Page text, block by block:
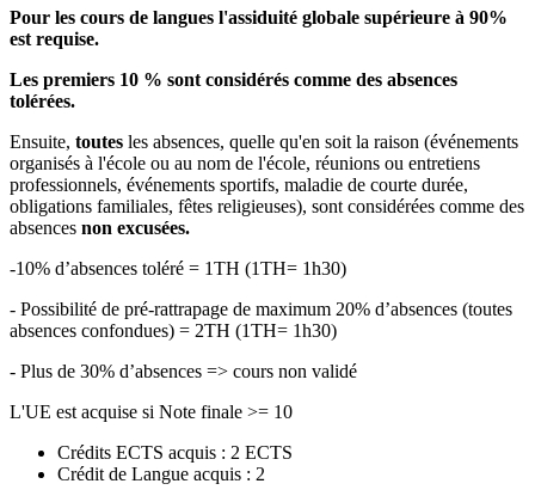
Pour les cours de langues l'assiduité globale supérieure à 90%
est requise.
Les premiers 10 % sont considérés comme des absences
tolérées.
Ensuite, toutes les absences, quelle qu'en soit la raison (événements
organisés à l'école ou au nom de l'école, réunions ou entretiens
professionnels, événements sportifs, maladie de courte durée,
obligations familiales, fêtes religieuses), sont considérées comme des
absences non excusées.
-10% d’absences toléré = 1TH (1TH= 1h30)
- Possibilité de pré-rattrapage de maximum 20% d’absences (toutes
absences confondues) = 2TH (1TH= 1h30)
- Plus de 30% d’absences => cours non validé
L'UE est acquise si Note finale >= 10
Crédits ECTS acquis : 2 ECTS
Crédit de Langue acquis : 2